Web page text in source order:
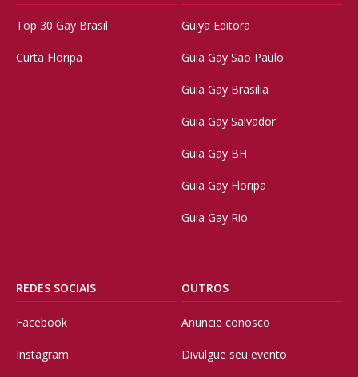
Top 30 Gay Brasil
Curta Floripa
Guiya Editora
Guia Gay São Paulo
Guia Gay Brasilia
Guia Gay Salvador
Guia Gay BH
Guia Gay Floripa
Guia Gay Rio
REDES SOCIAIS
Facebook
Instagram
OUTROS
Anuncie conosco
Divulgue seu evento